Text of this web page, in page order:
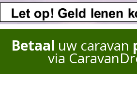
Betaal uw caravan
via